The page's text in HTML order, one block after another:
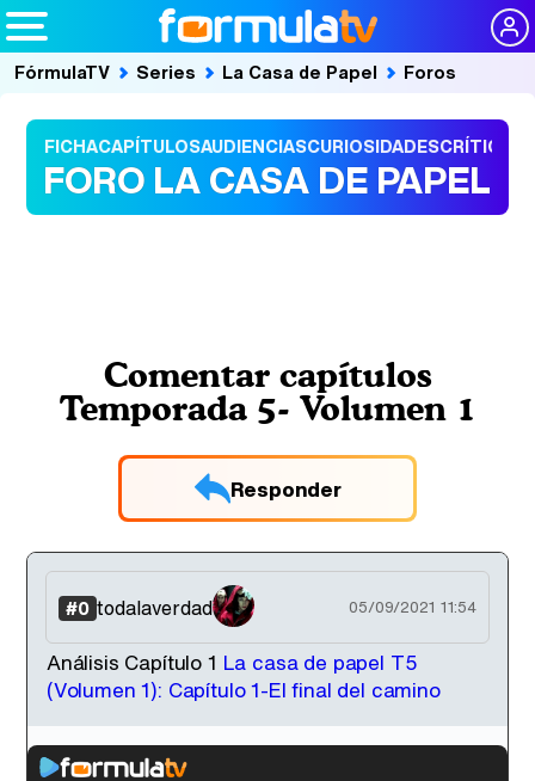
FórmulaTV Series La Casa de Papel Foros
FICHACAPÍTULOSAUDIENCIASCURIOSIDADESCRÍTICAS
FORO LA CASA DE PAPEL
Comentar capítulos
Temporada 5- Volumen 1
Responder
#0 todalaverdad 05/09/2021 11:54
Análisis Capítulo 1 La casa de papel T5
(Volumen 1): Capítulo 1-El final del camino